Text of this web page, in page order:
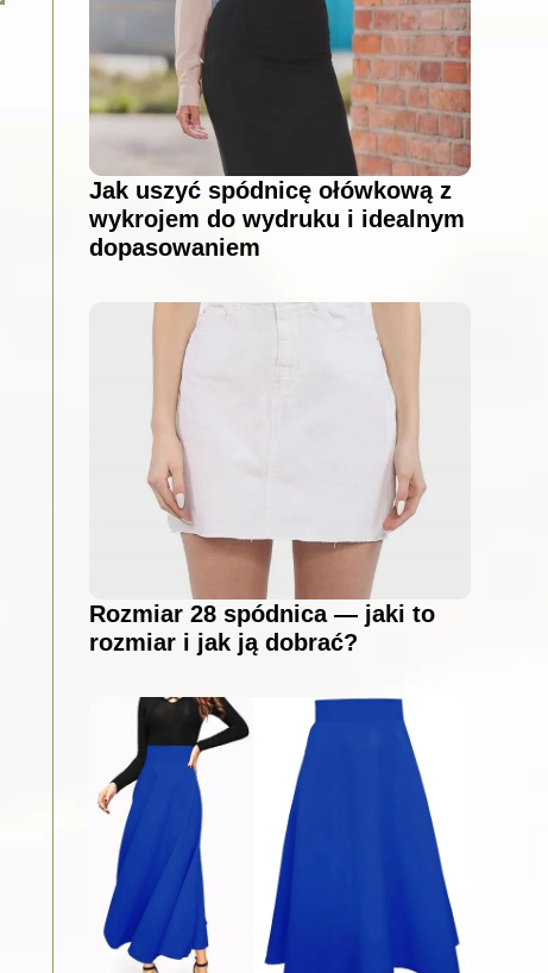
Jak uszyć spódnicę ołówkową z
wykrojem do wydruku i idealnym
dopasowaniem
Rozmiar 28 spódnica — jaki to
rozmiar i jak ją dobrać?